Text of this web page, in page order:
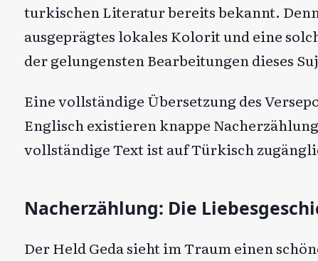
turkischen Literatur bereits bekannt.
ausgeprägtes lokales Kolorit und eine
der gelungensten Bearbeitungen dieses
Eine vollständige Übersetzung des
Englisch existieren knappe
vollständige Text ist auf Türkisch
Nacherzählung: Die
Der Held Geda sieht im Traum einen